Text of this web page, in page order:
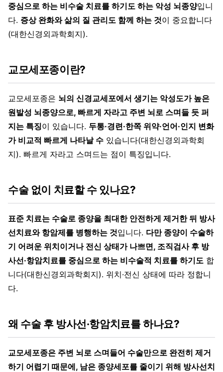
중심으로 하는 비수술 치료를 하기도 하는 악성 뇌종양입니
다. 증상 완화와 삶의 질 관리도 함께 하는 것이 중요합니다
(대한신경외과학회지).
교모세포종이란?
교모세포종은 뇌의 신경교세포에서 생기는 악성도가 높은
원발성 뇌종양으로, 빠르게 자라고 주변 뇌로 스며들 듯 퍼
지는 특징이 있습니다. 두통·경련·한쪽 위약·언어·인지 변화
가 비교적 빠르게 나타날 수 있습니다(대한신경외과학회
지). 빠르게 자라고 스며드는 점이 특징입니다.
수술 없이 치료할 수 있나요?
표준 치료는 수술로 종양을 최대한 안전하게 제거한 뒤 방사
선치료와 항암제를 병행하는 것입니다. 다만 종양이 수술하
기 어려운 위치이거나 전신 상태가 나쁘면, 조직검사 후 방
사선·항암치료를 중심으로 하는 비수술적 치료를 하기도 합
니다(대한신경외과학회지). 위치·전신 상태에 따라 정합니
다.
왜 수술 후 방사선·항암치료를 하나요?
교모세포종은 주변 뇌로 스며들어 수술만으로 완전히 제거
하기 어렵기 때문에, 남은 종양세포를 줄이기 위해 방사선치